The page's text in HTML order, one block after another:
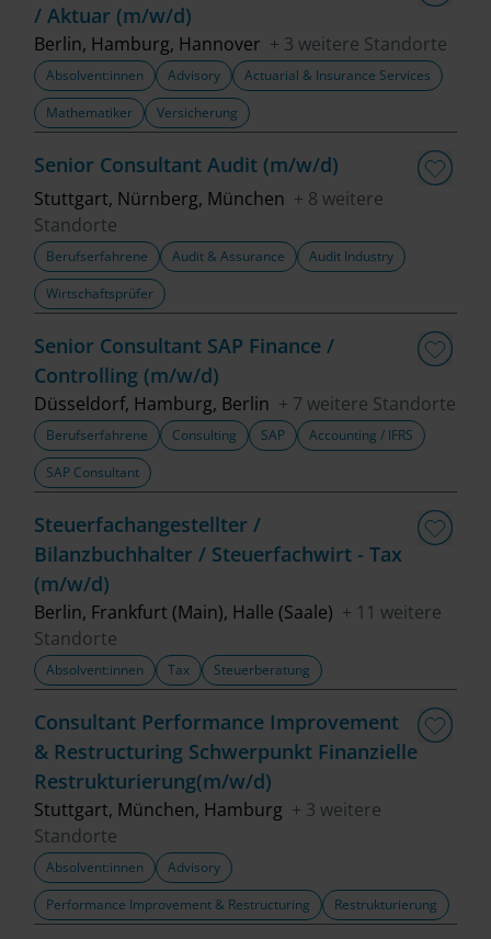
Top Trends
Job finden
Filter löschen
/ Aktuar (m/w/d)
Berlin, Hamburg, Hannover + 3 weitere Standorte
Absolvent:innen Advisory
Actuarial & Insurance Services
Mathematiker
Versicherung
Senior Consultant Audit (m/w/d)
Stuttgart, Nürnberg, München + 8 weitere
Standorte
Berufserfahrene Audit & Assurance
Audit Industry
Wirtschaftsprüfer
Senior Consultant SAP Finance /
Controlling (m/w/d)
Düsseldorf, Hamburg, Berlin + 7 weitere Standorte
Berufserfahrene Consulting SAP
Accounting / IFRS
SAP Consultant
Steuerfachangestellter /
Bilanzbuchhalter / Steuerfachwirt - Tax
(m/w/d)
Berlin, Frankfurt (Main), Halle (Saale) + 11 weitere
Standorte
Absolvent:innen Tax Steuerberatung
Consultant Performance Improvement
& Restructuring Schwerpunkt Finanzielle
Restrukturierung(m/w/d)
Stuttgart, München, Hamburg + 3 weitere
Standorte
Absolvent:innen
Advisory
Performance Improvement & Restructuring
Restrukturierung